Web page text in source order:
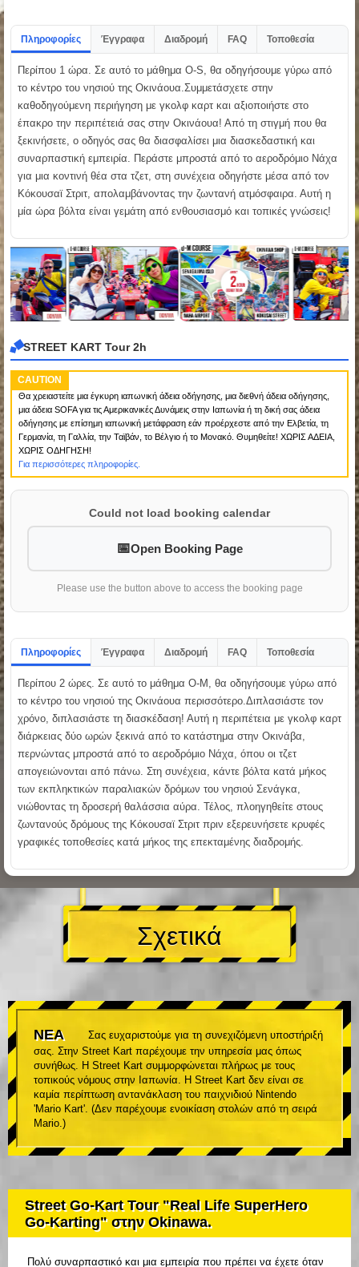
Πληροφορίες Έγγραφα Διαδρομή FAQ Τοποθεσία
Περίπου 1 ώρα. Σε αυτό το μάθημα O-S, θα οδηγήσουμε γύρω από
το κέντρο του νησιού της Οκινάουα.Συμμετάσχετε στην
καθοδηγούμενη περιήγηση με γκολφ καρτ και αξιοποιήστε στο
έπακρο την περιπέτειά σας στην Οκινάουα! Από τη στιγμή που θα
ξεκινήσετε, ο οδηγός σας θα διασφαλίσει μια διασκεδαστική και
συναρπαστική εμπειρία. Περάστε μπροστά από το αεροδρόμιο Νάχα
για μια κοντινή θέα στα τζετ, στη συνέχεια οδηγήστε μέσα από τον
Κόκουσαϊ Στριτ, απολαμβάνοντας την ζωντανή ατμόσφαιρα. Αυτή η
μία ώρα βόλτα είναι γεμάτη από ενθουσιασμό και τοπικές γνώσεις!
STREET KART Tour 2h
CAUTION
Θα χρειαστείτε μια έγκυρη ιαπωνική άδεια οδήγησης, μια διεθνή άδεια οδήγησης,
μια άδεια SOFA για τις Αμερικανικές Δυνάμεις στην Ιαπωνία ή τη δική σας άδεια
οδήγησης με επίσημη ιαπωνική μετάφραση εάν προέρχεστε από την Ελβετία, τη
Γερμανία, τη Γαλλία, την Ταϊβάν, το Βέλγιο ή το Μονακό. Θυμηθείτε! ΧΩΡΙΣ ΑΔΕΙΑ,
ΧΩΡΙΣ ΟΔΗΓΗΣΗ!
Για περισσότερες πληροφορίες.
Could not load booking calendar
Open Booking Page
Please use the button above to access the booking page
Πληροφορίες Έγγραφα Διαδρομή FAQ Τοποθεσία
Περίπου 2 ώρες. Σε αυτό το μάθημα O-M, θα οδηγήσουμε γύρω από
το κέντρο του νησιού της Οκινάουα περισσότερο.Διπλασιάστε τον
χρόνο, διπλασιάστε τη διασκέδαση! Αυτή η περιπέτεια με γκολφ καρτ
διάρκειας δύο ωρών ξεκινά από το κατάστημα στην Οκινάβα,
περνώντας μπροστά από το αεροδρόμιο Νάχα, όπου οι τζετ
απογειώνονται από πάνω. Στη συνέχεια, κάντε βόλτα κατά μήκος
των εκπληκτικών παραλιακών δρόμων του νησιού Σενάγκα,
νιώθοντας τη δροσερή θαλάσσια αύρα. Τέλος, πλοηγηθείτε στους
ζωντανούς δρόμους της Κόκουσαϊ Στριτ πριν εξερευνήσετε κρυφές
γραφικές τοποθεσίες κατά μήκος της επεκταμένης διαδρομής.
Σχετικά
ΝΕΑ
Σας ευχαριστούμε για τη συνεχιζόμενη υποστήριξή
σας. Στην Street Kart παρέχουμε την υπηρεσία μας όπως
συνήθως. Η Street Kart συμμορφώνεται πλήρως με τους
τοπικούς νόμους στην Ιαπωνία. Η Street Kart δεν είναι σε
καμία περίπτωση αντανάκλαση του παιχνιδιού Nintendo
'Mario Kart'. (Δεν παρέχουμε ενοικίαση στολών από τη σειρά
Mario.)
Street Go-Kart Tour "Real Life SuperHero
Go-Karting" στην Okinawa.
Πολύ συναρπαστικό και μια εμπειρία που πρέπει να έχετε όταν